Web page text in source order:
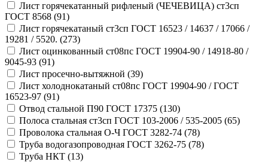
Лист горячекатанный рифленый (ЧЕЧЕВИЦА) ст3сп
ГОСТ 8568 (91)
Лист горячекатаный ст3сп ГОСТ 16523 / 14637 / 17066 /
19281 / 5520. (273)
Лист оцинкованный ст08пс ГОСТ 19904-90 / 14918-80 /
9045-93 (91)
Лист просечно-вытяжной (39)
Лист холоднокатаный ст08пс ГОСТ 19904-90 / ГОСТ
16523-97 (91)
Отвод стальной П90 ГОСТ 17375 (130)
Полоса стальная ст3сп ГОСТ 103-2006 / 535-2005 (65)
Проволока стальная О-Ч ГОСТ 3282-74 (78)
Труба водогазопроводная ГОСТ 3262-75 (78)
Труба НКТ (13)